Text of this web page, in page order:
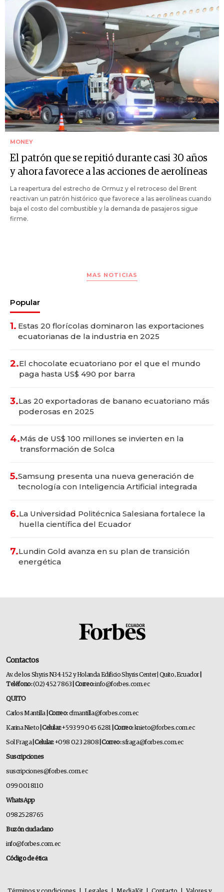
MONEY
El patrón que se repitió durante casi 30 años
y ahora favorece a las acciones de aerolíneas
La reapertura del estrecho de Ormuz y el retroceso del Brent
reactivan un patrón histórico que favorece a las aerolíneas cuando
baja el costo del combustible y la demanda de pasajeros sigue
firme.
MAS NOTICIAS
Popular
1. Estas 20 florícolas dominaron las exportaciones
ecuatorianas de la industria en 2025
2.El chocolate ecuatoriano por el que el mundo
paga hasta US$ 490 por barra
3.Las 20 exportadoras de banano ecuatoriano más
poderosas en 2025
4.Más de US$ 100 millones se invierten en la
transformación de Solca
5.Samsung presenta una nueva generación de
tecnología con Inteligencia Artificial integrada
6.La Universidad Politécnica Salesiana fortalece la
huella científica del Ecuador
7.Lundin Gold avanza en su plan de transición
energética
Contactos
Av. de los Shyris N34-152 y Holanda Edificio Shyris Center | Quito, Ecuador
Teléfono:(02) 452 7863 | Correo:info@forbes.com.ec
QUITO
Carlos Mantilla | Correo:cfmantilla@forbes.com.ec
Karina Nieto | Celular:+593 99 045 6281 | Correo:knieto@forbes.com.ec
Sol Fraga| Celular:+098 023 2808 | Correo:sfraga@forbes.com.ec
Suscripciones
suscripciones@forbes.com.ec
099 001 8110
WhatsApp
0982528765
Buzón ciudadano
info@forbes.com.ec
Código de ética